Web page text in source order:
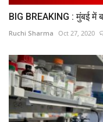
BIG BREAKING : मुंबई
Ruchi Sharma Oct 27, 2020